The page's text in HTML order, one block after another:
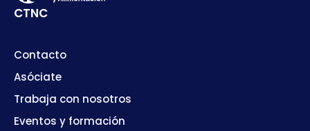
CTNC
Contacto
Asóciate
Trabaja con nosotros
Eventos y formación